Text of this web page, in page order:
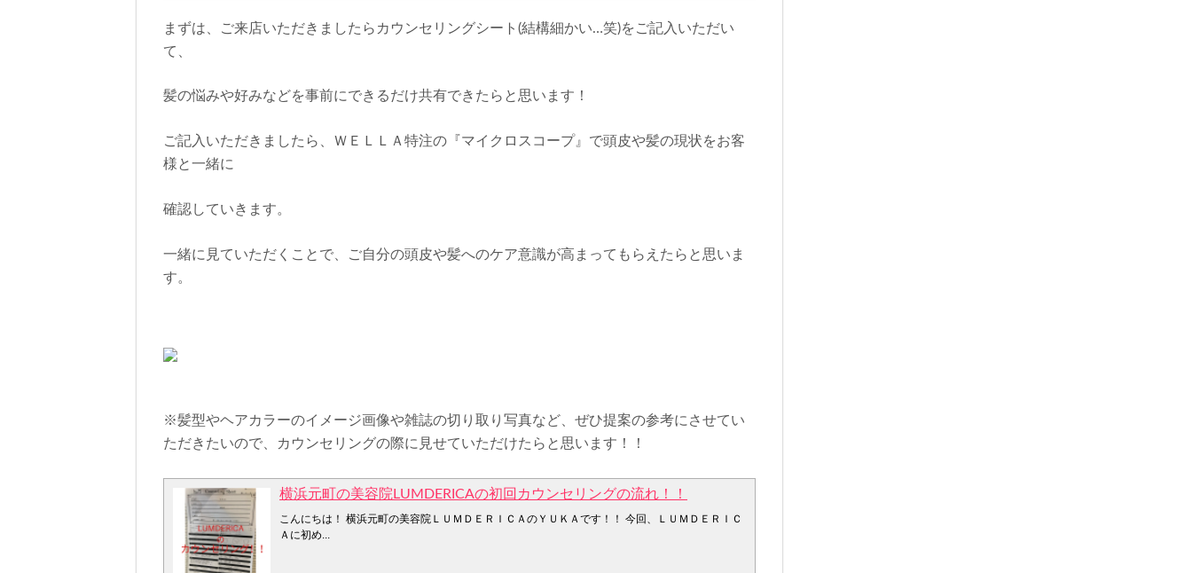
まずは、ご来店いただきましたらカウンセリングシート(結構細かい…笑)をご記入いただい
て、
髪の悩みや好みなどを事前にできるだけ共有できたらと思います！
ご記入いただきましたら、ＷＥＬＬＡ特注の『マイクロスコープ』で頭皮や髪の現状をお客
様と一緒に
確認していきます。
一緒に見ていただくことで、ご自分の頭皮や髪へのケア意識が高まってもらえたらと思いま
す。
※髪型やヘアカラーのイメージ画像や雑誌の切り取り写真など、ぜひ提案の参考にさせてい
ただきたいので、カウンセリングの際に見せていただけたらと思います！！
横浜元町の美容院LUMDERICAの初回カウンセリングの流れ！！
こんにちは！ 横浜元町の美容院ＬＵＭＤＥＲＩＣＡのＹＵＫＡです！！ 今回、ＬＵＭＤＥＲＩＣ
Ａに初め...